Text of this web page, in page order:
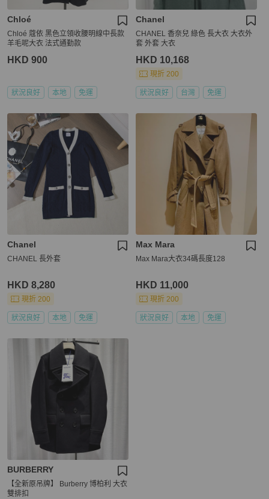
Chloé
Chloé 蔻依 黑色立領收腰明線中長款
羊毛呢大衣 法式通勤款
HKD 900
狀況良好 本地 免運
Chanel
CHANEL 香奈兒 綠色 長大衣 大衣外
套 外套 大衣
HKD 10,168
現折 200
狀況良好 台灣 免運
Chanel
CHANEL 長外套
HKD 8,280
現折 200
狀況良好 本地 免運
Max Mara
Max Mara大衣34碼長度128
HKD 11,000
現折 200
狀況良好 本地 免運
BURBERRY
【全新原吊牌】 Burberry 博柏利 大衣
雙排扣